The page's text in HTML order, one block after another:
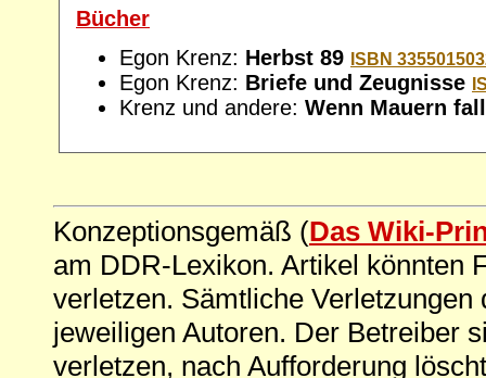
Bücher
Egon Krenz: Herbst 89 ISBN
Egon Krenz: Briefe und Zeugnisse
Krenz und andere: Wenn Mauern
Konzeptionsgemäß (Das Wiki-
am DDR-Lexikon. Artikel könnten
verletzen. Sämtliche
jeweiligen Autoren. Der Betreiber
verletzen, nach Aufforderung